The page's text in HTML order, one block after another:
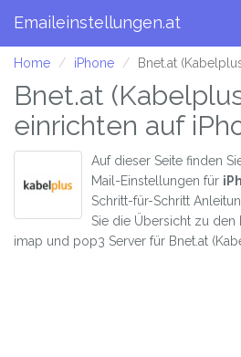
Emaileinstellungen.at
Home iPhone Bnet.at
Bnet.at
einrichten auf
Auf dieser Seite finden
Mail-Einstellungen für
Schritt-für-Schritt
Sie die Übersicht zu
imap und pop3 Server für Bnet.at